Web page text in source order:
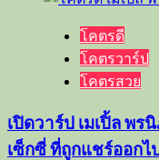
โคตรดี
โคตรวาร์ป
โคตรสวย
เปิดวาร์ป เมเปิ้ล พ
เซ็กซี่ ที่ถูกแชร์ออกไ